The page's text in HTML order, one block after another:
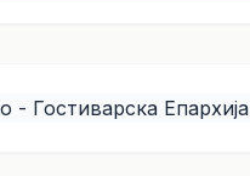
- Гостиварска Епархија